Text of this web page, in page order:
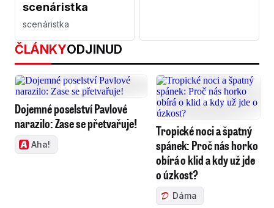
scenáristka
scenáristka
ČLÁNKYODJINUD
Dojemné poselství Pavlové
narazilo: Zase se přetvařuje!
Aha!
Tropické noci a špatný
spánek: Proč nás horko
obírá o klid a kdy už jde
o úzkost?
Dáma